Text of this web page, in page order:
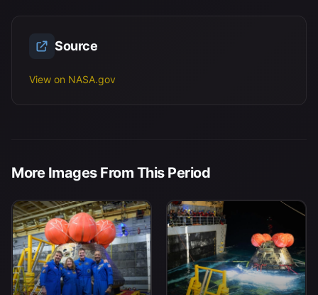
Source
View on NASA.gov
More Images From This Period